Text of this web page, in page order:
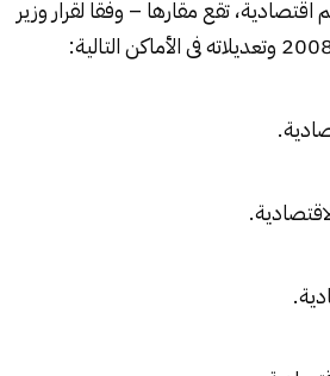
اقتصادية، تقع مقارها – وفقا لقرار وزير